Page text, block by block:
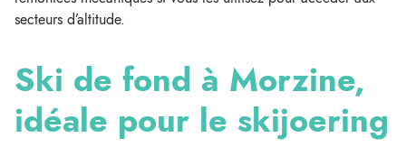
secteurs d’altitude.
Ski de fond à Morzine,
idéale pour le skijoering